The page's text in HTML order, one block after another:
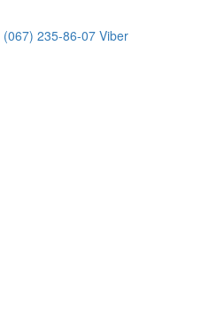
(067) 235-86-07 Viber